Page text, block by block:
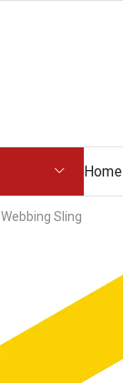
Home
Webbing Sling